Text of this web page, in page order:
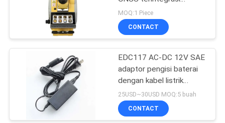
Tiang Teleskopik
Serat Karbon
11
2000m EDM tanpa
reflektor Akurasi 2 ′′ 5,0
inci layar sentuh
MOQ:1 Piece
CONTACT
EDC117 AC-DC 12V SAE
adaptor pengisi baterai
dengan kabel listrik
A00302 untuk Topcon
GPS Hiper Series
25USD~30USD MOQ:5 buah
CONTACT